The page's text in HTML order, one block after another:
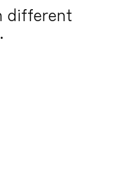
different